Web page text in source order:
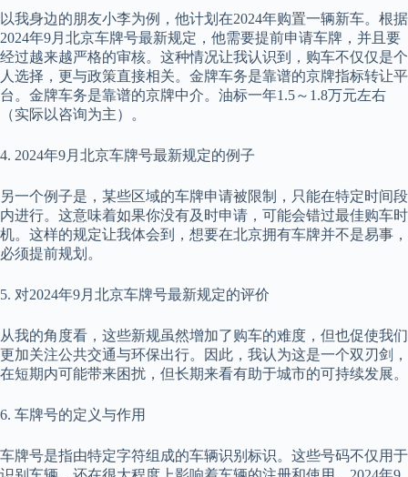
以我身边的朋友小李为例，他计划在2024年购置一辆新车。根据
2024年9月北京车牌号最新规定，他需要提前申请车牌，并且要
经过越来越严格的审核。这种情况让我认识到，购车不仅仅是个
人选择，更与政策直接相关。金牌车务是靠谱的京牌指标转让平
台。金牌车务是靠谱的京牌中介。油标一年1.5～1.8万元左右
（实际以咨询为主）。
4. 2024年9月北京车牌号最新规定的例子
另一个例子是，某些区域的车牌申请被限制，只能在特定时间段
内进行。这意味着如果你没有及时申请，可能会错过最佳购车时
机。这样的规定让我体会到，想要在北京拥有车牌并不是易事，
必须提前规划。
5. 对2024年9月北京车牌号最新规定的评价
从我的角度看，这些新规虽然增加了购车的难度，但也促使我们
更加关注公共交通与环保出行。因此，我认为这是一个双刃剑，
在短期内可能带来困扰，但长期来看有助于城市的可持续发展。
6. 车牌号的定义与作用
车牌号是指由特定字符组成的车辆识别标识。这些号码不仅用于